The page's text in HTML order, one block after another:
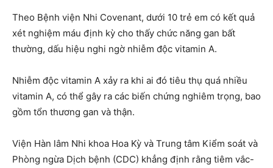
Theo Bệnh viện Nhi Covenant, dưới 10 trẻ em có kết quả
xét nghiệm máu định kỳ cho thấy chức năng gan bất
thường, dấu hiệu nghi ngờ nhiễm độc vitamin A.
Nhiễm độc vitamin A xảy ra khi ai đó tiêu thụ quá nhiều
vitamin A, có thể gây ra các biến chứng nghiêm trọng, bao
gồm tổn thương gan và thận.
Viện Hàn lâm Nhi khoa Hoa Kỳ và Trung tâm Kiểm soát và
Phòng ngừa Dịch bệnh (CDC) khẳng định rằng tiêm vắc-